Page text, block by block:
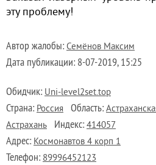
эту проблему!
Автор жалобы: Семёнов Максим
Дата публикации: 8-07-2019, 15:25
Обидчик: Uni-level2set.top
Страна: Россия Область:
Астрахань Индекс: 414057
Адрес: Космонавтов 4 корп 1
Телефон: 89996452123